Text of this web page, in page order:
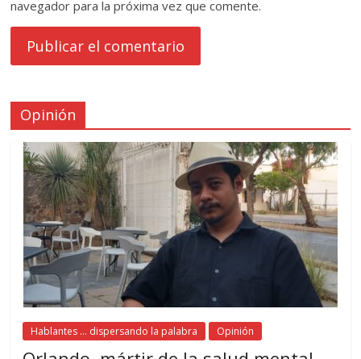
navegador para la próxima vez que comente.
Opinión
Hablantes ... dispersando la palabra Opinión